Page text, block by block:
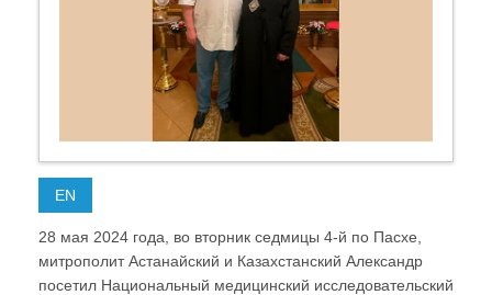
EN
28 мая 2024 года, во вторник седмицы 4-й по Пасхе,
митрополит Астанайский и Казахстанский Александр
посетил Национальный медицинский исследовательский